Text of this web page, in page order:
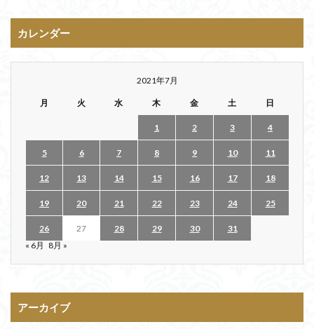
カレンダー
2021年7月
月 火 水 木 金 土 日
1 2 3 4
5 6 7 8 9 10 11
12 13 14 15 16 17 18
19 20 21 22 23 24 25
26 27 28 29 30
31
« 6月 8月 »
アーカイブ